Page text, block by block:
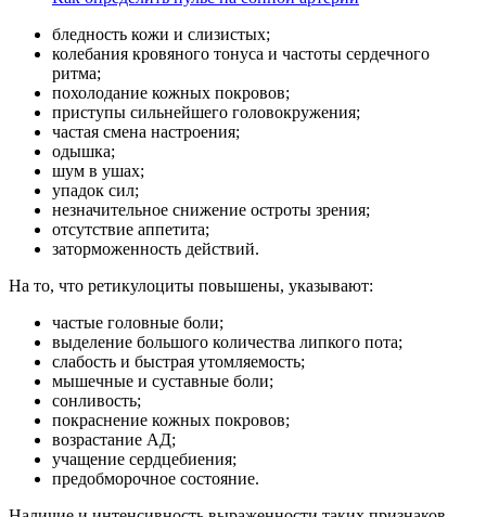
бледность кожи и слизистых;
колебания кровяного тонуса и частоты сердечного
ритма;
похолодание кожных покровов;
приступы сильнейшего головокружения;
частая смена настроения;
одышка;
шум в ушах;
упадок сил;
незначительное снижение остроты зрения;
отсутствие аппетита;
заторможенность действий.
На то, что ретикулоциты повышены, указывают:
частые головные боли;
выделение большого количества липкого пота;
слабость и быстрая утомляемость;
мышечные и суставные боли;
сонливость;
покраснение кожных покровов;
возрастание АД;
учащение сердцебиения;
предобморочное состояние.